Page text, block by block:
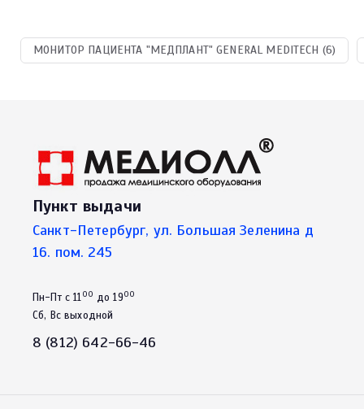
МОНИТОР ПАЦИЕНТА "МЕДПЛАНТ" GENERAL MEDITECH (6)
Пункт выдачи
Санкт-Петербург, ул. Большая Зеленина д
16. пом. 245
Пн-Пт с 1100 до 1900
Сб, Вс выходной
8 (812) 642-66-46